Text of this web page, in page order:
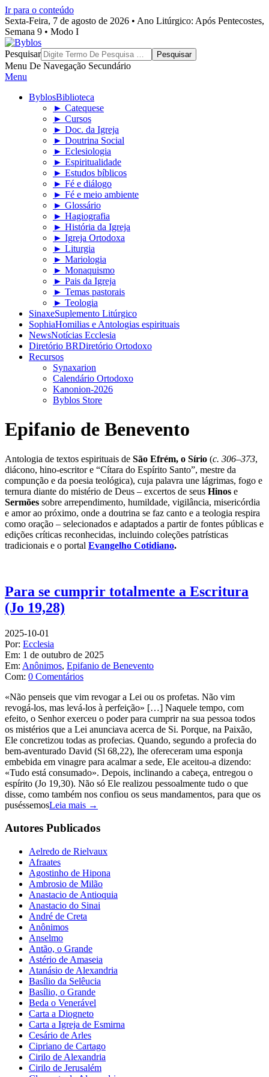
Ir para o conteúdo
Sexta-Feira, 7 de agosto de 2026 • Ano Litúrgico: Após Pentecostes,
Semana 9 • Modo I
Byblos
Pesquisar
Menu De Navegação Secundário
Menu
ByblosBiblioteca
► Catequese
► Cursos
► Doc. da Igreja
► Doutrina Social
► Eclesiologia
► Espiritualidade
► Estudos bíblicos
► Fé e diálogo
► Fé e meio ambiente
► Glossário
► Hagiografia
► História da Igreja
► Igreja Ortodoxa
► Liturgia
► Mariologia
► Monaquismo
► Pais da Igreja
► Temas pastorais
► Teologia
SinaxeSuplemento Litúrgico
SophiaHomilias e Antologias espirituais
NewsNotícias Ecclesia
Diretório BRDiretório Ortodoxo
Recursos
Synaxarion
Calendário Ortodoxo
Kanonion-2026
Byblos Store
Epifanio de Benevento
Antologia de textos espirituais de São Efrém, o Sírio (c. 306–373,
diácono, hino-escritor e “Cítara do Espírito Santo”, mestre da
compunção e da poesia teológica), cuja palavra une lágrimas, fogo e
ternura diante do mistério de Deus – excertos de seus Hinos e
Sermões sobre arrependimento, humildade, vigilância, misericórdia
e amor ao próximo, onde a doutrina se faz canto e a teologia respira
como oração – selecionados e adaptados a partir de fontes públicas e
edições críticas reconhecidas, incluindo coleções patrísticas
tradicionais e o portal Evangelho Cotidiano.
Para se cumprir totalmente a Escritura
(Jo 19,28)
2025-10-01
Por: Ecclesia
Em: 1 de outubro de 2025
Em: Anônimos, Epifanio de Benevento
Com: 0 Comentários
«Não penseis que vim revogar a Lei ou os profetas. Não vim
revogá-los, mas levá-los à perfeição» […] Naquele tempo, com
efeito, o Senhor exerceu o poder para cumprir na sua pessoa todos
os mistérios que a Lei anunciava acerca de Si. Porque, na Paixão,
Ele concretizou todas as profecias. Quando, segundo a profecia do
bem-aventurado David (Sl 68,22), lhe ofereceram uma esponja
embebida em vinagre para acalmar a sede, Ele aceitou-a dizendo:
«Tudo está consumado». Depois, inclinando a cabeça, entregou o
espírito (Jo 19,30). Não só Ele realizou pessoalmente tudo o que
disse, como também nos confiou os seus mandamentos, para que os
puséssemosLeia mais →
Autores Publicados
Aelredo de Rielvaux
Afraates
Agostinho de Hipona
Ambrosio de Milão
Anastacio de Antioquia
Anastacio do Sinai
André de Creta
Anônimos
Anselmo
Antão, o Grande
Astério de Amaseia
Atanásio de Alexandria
Basílio da Selêucia
Basílio, o Grande
Beda o Venerável
Carta a Diogneto
Carta a Igreja de Esmirna
Cesário de Arles
Cipriano de Cartago
Cirilo de Alexandria
Cirilo de Jerusalém